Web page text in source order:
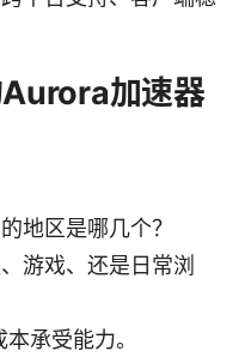
加速器
地区是哪几个？
游戏、还是日常浏
承受能力。